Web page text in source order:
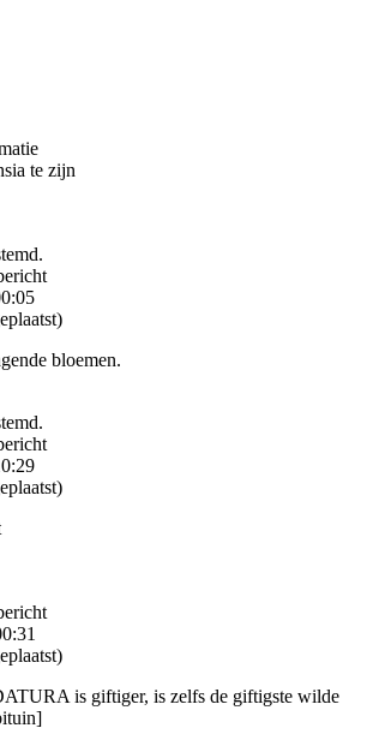
te zijn
bloemen.
is giftiger, is zelfs de giftigste wilde